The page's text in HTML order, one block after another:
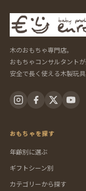
木のおもちゃ専門店。
おもちゃコンサルタント
安全で長く使える木製玩具
おもちゃを探す
年齢別に選ぶ
ギフトシーン別
カテゴリーから探す